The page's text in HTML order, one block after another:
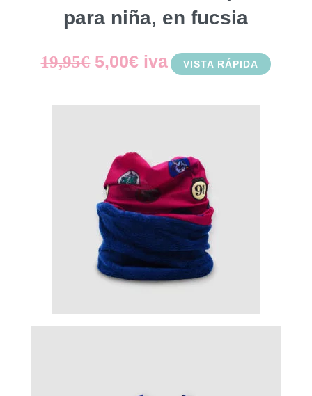
para niña, en fucsia
19,95€ El
era:
19,95€.
5,00€El
es:
5,00€.
iva VISTA RÁPIDA